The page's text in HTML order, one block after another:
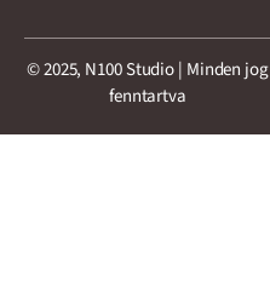
© 2025, N100 Studio | Minden jog
fenntartva